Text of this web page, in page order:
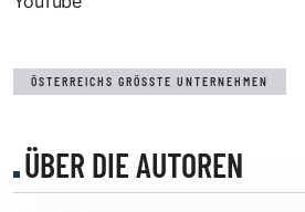
ÖSTERREICHS GRÖSSTE UNTERNEHMEN
ÜBER DIE AUTOREN